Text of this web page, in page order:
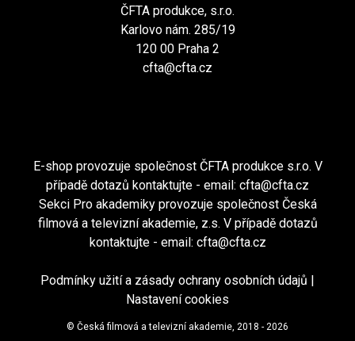
ČFTA produkce, s.r.o.
Karlovo nám. 285/19
120 00 Praha 2
cfta@cfta.cz
E-shop provozuje společnost ČFTA produkce s.r.o. V
případě dotazů kontaktujte - email: cfta@cfta.cz
Sekci Pro akademiky provozuje společnost Česká
filmová a televizní akademie, z.s. V případě dotazů
kontaktujte - email: cfta@cfta.cz
Podmínky užití a zásady ochrany osobních údajů |
Nastavení cookies
© Česká filmová a televizní akademie, 2018 - 2026